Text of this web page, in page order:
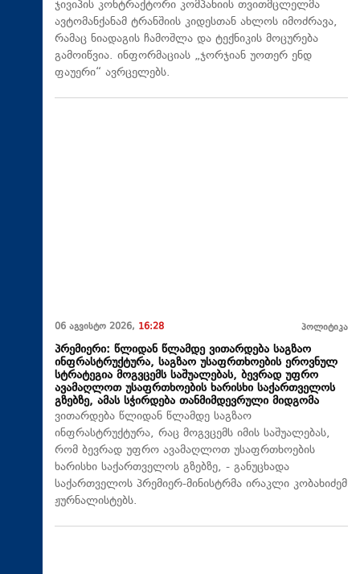
ჯივიპის კონტრაქტორი კომპანიის თვითმცლელმა
ავტომანქანამ ტრანშიის კიდესთან ახლოს იმოძრავა,
რამაც ნიადაგის ჩამოშლა და ტექნიკის მოცურება
გამოიწვია. ინფორმაციას „ჯორჯიან უოთერ ენდ
ფაუერი“ ავრცელებს.
06 აგვისტო 2026, 16:28 პოლიტიკა
პრემიერი: წლიდან წლამდე ვითარდება საგზაო
ინფრასტრუქტურა, საგზაო უსაფრთხოების ეროვნულ
სტრატეგია მოგვცემს საშუალებას, ბევრად უფრო
ავამაღლოთ უსაფრთხოების ხარისხი საქართველოს
გზებზე, ამას სჭირდება თანმიმდევრული მიდგომა
ვითარდება წლიდან წლამდე საგზაო
ინფრასტრუქტურა, რაც მოგვცემს იმის საშუალებას,
რომ ბევრად უფრო ავამაღლოთ უსაფრთხოების
ხარისხი საქართველოს გზებზე, - განუცხადა
საქართველოს პრემიერ-მინისტრმა ირაკლი კობახიძემ
ჟურნალისტებს.